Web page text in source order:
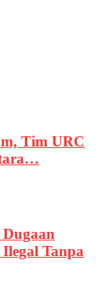
Tim URC
Tanpa